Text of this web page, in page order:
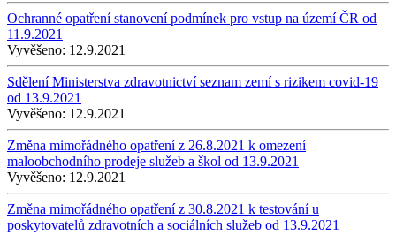
Ochranné opatření stanovení podmínek pro vstup na území ČR od
11.9.2021
Vyvěšeno: 12.9.2021
Sdělení Ministerstva zdravotnictví seznam zemí s rizikem covid-19
od 13.9.2021
Vyvěšeno: 12.9.2021
Změna mimořádného opatření z 26.8.2021 k omezení
maloobchodního prodeje služeb a škol od 13.9.2021
Vyvěšeno: 12.9.2021
Změna mimořádného opatření z 30.8.2021 k testování u
poskytovatelů zdravotních a sociálních služeb od 13.9.2021